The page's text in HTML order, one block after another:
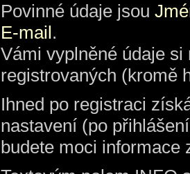
Povinné údaje jsou
E-mail.
Vámi vyplněné údaje
registrovaných (kromě
Ihned po registraci
nastavení (po
budete moci informace